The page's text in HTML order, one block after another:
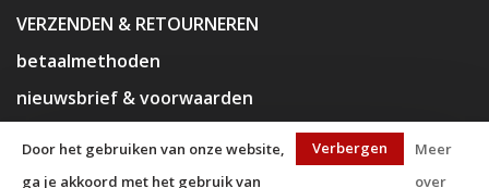
VERZENDEN & RETOURNEREN
betaalmethoden
nieuwsbrief & voorwaarden
Door het gebruiken van onze website,
ga je akkoord met het gebruik van
Verbergen
Meer
over